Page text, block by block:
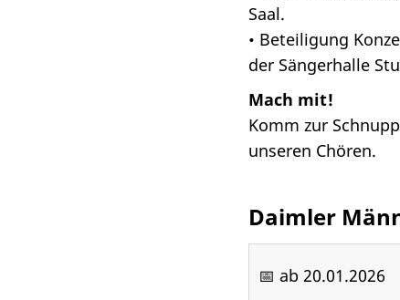
Saal.
• Beteiligung
der Sängerhalle
Mach mit!
Komm zur
unseren Chören.
Daimler
📅 ab 20.01.2026